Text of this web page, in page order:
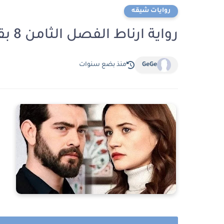
روايات شيقه
رواية ارناط الفصل الثامن 8 بقلم حور طه
GeGe منذ بضع سنوات